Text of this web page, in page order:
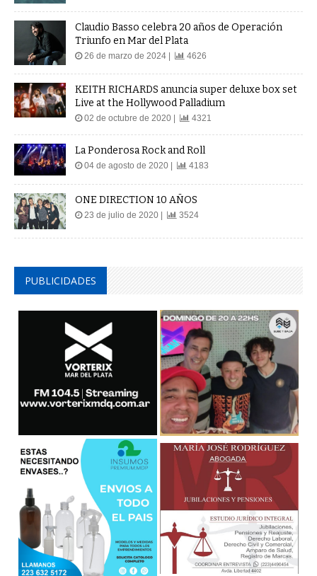
Claudio Basso celebra 20 años de Operación
Triunfo en Mar del Plata
26 de marzo de 2024 | 4626
KEITH RICHARDS anuncia super deluxe box set
Live at the Hollywood Palladium
02 de octubre de 2020 | 4321
La Ponderosa Rock and Roll
04 de agosto de 2020 | 4183
ONE DIRECTION 10 AÑOS
23 de julio de 2020 | 3524
PUBLICIDADES